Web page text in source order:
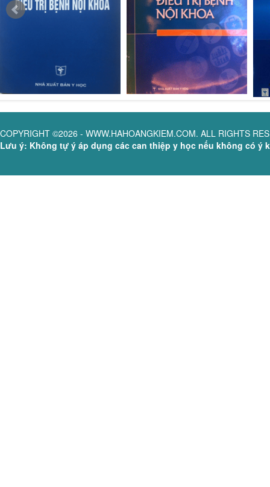
COPYRIGHT ©2026 - WWW.HAHOANGKIEM.COM. ALL RIGHTS
Lưu ý: Không tự ý áp dụng các can thiệp y học nếu không có ý